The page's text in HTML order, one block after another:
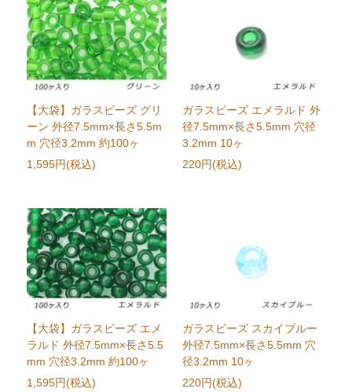
【大袋】ガラスビーズ グリ
ーン 外径7.5mm×長さ5.5m
m 穴径3.2mm 約100ヶ
1,595円(税込)
ガラスビーズ エメラルド 外
径7.5mm×長さ5.5mm 穴径
3.2mm 10ヶ
220円(税込)
【大袋】ガラスビーズ エメ
ラルド 外径7.5mm×長さ5.5
mm 穴径3.2mm 約100ヶ
1,595円(税込)
ガラスビーズ スカイブルー
外径7.5mm×長さ5.5mm 穴
径3.2mm 10ヶ
220円(税込)